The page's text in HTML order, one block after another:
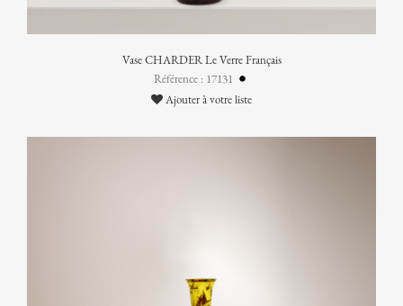
Vase CHARDER Le Verre Français
Référence : 17131
Ajouter à votre liste